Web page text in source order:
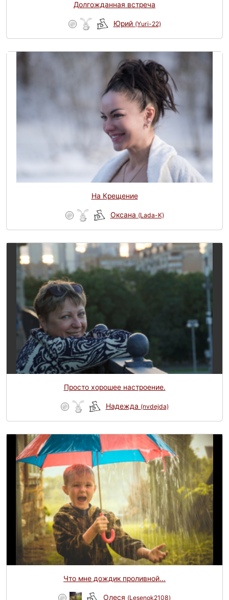
Долгожданная встреча
Юрий (Yuri-22)
На Крещение
Оксана (Lada-K)
Просто хорошее настроение.
Надежда (nvdejda)
Что мне дождик проливной...
Олеся (Lesenok2108)